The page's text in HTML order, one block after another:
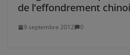
de l’effondrement
9 septembre 2012 0